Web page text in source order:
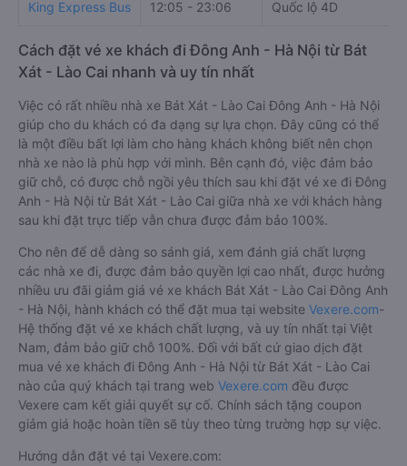
King Express Bus 12:05 - 23:06 Quốc lộ 4D
Cách đặt vé xe khách đi Đông Anh - Hà Nội từ Bát
Xát - Lào Cai nhanh và uy tín nhất
Việc có rất nhiều nhà xe Bát Xát - Lào Cai Đông Anh - Hà Nội
giúp cho du khách có đa dạng sự lựa chọn. Đây cũng có thể
là một điều bất lợi làm cho hàng khách không biết nên chọn
nhà xe nào là phù hợp với mình. Bên cạnh đó, việc đảm bảo
giữ chỗ, có được chỗ ngồi yêu thích sau khi đặt vé xe đi Đông
Anh - Hà Nội từ Bát Xát - Lào Cai giữa nhà xe với khách hàng
sau khi đặt trực tiếp vẫn chưa được đảm bảo 100%.
Cho nên để dễ dàng so sánh giá, xem đánh giá chất lượng
các nhà xe đi, được đảm bảo quyền lợi cao nhất, được hưởng
nhiều ưu đãi giảm giá vé xe khách Bát Xát - Lào Cai Đông Anh
- Hà Nội, hành khách có thể đặt mua tại website Vexere.com-
Hệ thống đặt vé xe khách chất lượng, và uy tín nhất tại Việt
Nam, đảm bảo giữ chỗ 100%. Đối với bất cứ giao dịch đặt
mua vé xe khách đi Đông Anh - Hà Nội từ Bát Xát - Lào Cai
nào của quý khách tại trang web Vexere.com đều được
Vexere cam kết giải quyết sự cố. Chính sách tặng coupon
giảm giá hoặc hoàn tiền sẽ tùy theo từng trường hợp sự việc.
Hướng dẫn đặt vé tại Vexere.com: